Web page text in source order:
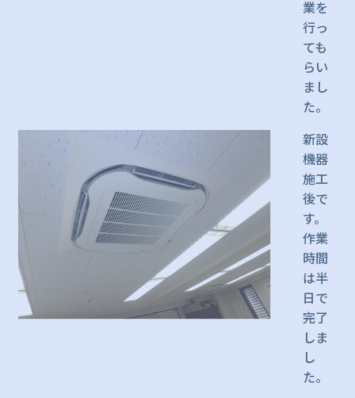
業を
行っ
ても
らい
まし
た。
新設
機器
施工
後で
す。
作業
時間
は半
日で
完了
しま
し
た。